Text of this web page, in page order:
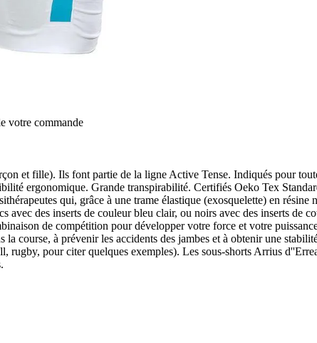
votre commande
et fille). Ils font partie de la ligne Active Tense. Indiqués pour
ergonomique. Grande transpirabilité. Certifiés Oeko Tex
qui, grâce à une trame élastique (exosquelette) en
avec des inserts de couleur bleu clair, ou noirs avec des inserts de
de compétition pour développer votre force et votre
course, à prévenir les accidents des jambes et à obtenir une
pour citer quelques exemples). Les sous-shorts Arrius